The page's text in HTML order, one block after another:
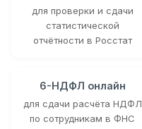
для проверки и сдачи
статистической
отчётности в Росстат
6-НДФЛ онлайн
для сдачи расчёта НДФЛ
по сотрудникам в ФНС